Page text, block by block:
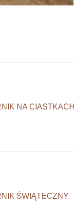
NA CIASTKACH
ŚWIĄTECZNY